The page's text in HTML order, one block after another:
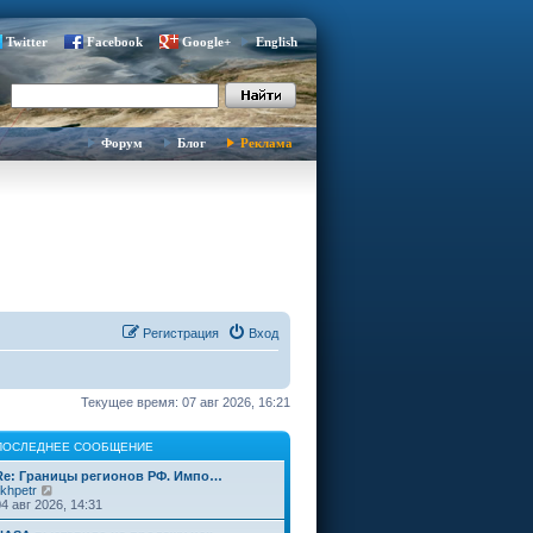
Twitter Facebook Google+ English
Форум Блог Реклама
Вход
Регистрация
Текущее время: 07 авг 2026, 16:21
СООБЩЕНИЕ
Границы регионов РФ. Импо…
е
р
авг 2026, 14:31